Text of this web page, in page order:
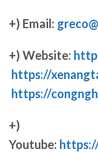
+) Email:
+) Website:
https://
https://
+)
Youtube: